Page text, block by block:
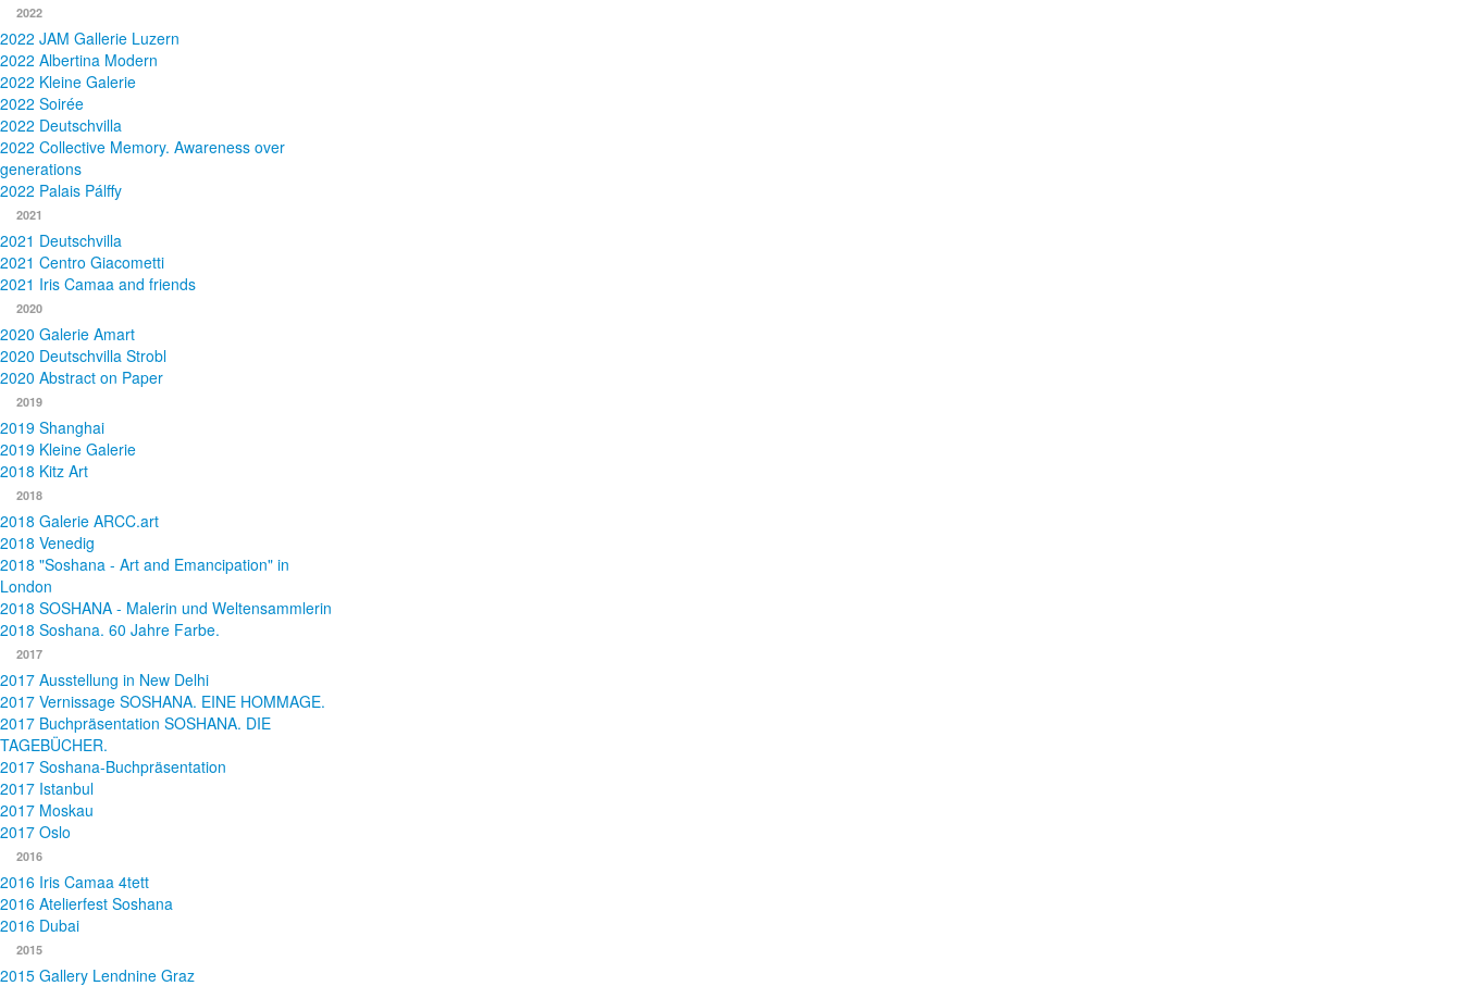
2022
2022 JAM Gallerie Luzern
2022 Albertina Modern
2022 Kleine Galerie
2022 Soirée
2022 Deutschvilla
2022 Collective Memory. Awareness over
generations
2022 Palais Pálffy
2021
2021 Deutschvilla
2021 Centro Giacometti
2021 Iris Camaa and friends
2020
2020 Galerie Amart
2020 Deutschvilla Strobl
2020 Abstract on Paper
2019
2019 Shanghai
2019 Kleine Galerie
2018 Kitz Art
2018
2018 Galerie ARCC.art
2018 Venedig
2018 "Soshana - Art and Emancipation" in
London
2018 SOSHANA - Malerin und Weltensammlerin
2018 Soshana. 60 Jahre Farbe.
2017
2017 Ausstellung in New Delhi
2017 Vernissage SOSHANA. EINE HOMMAGE.
2017 Buchpräsentation SOSHANA. DIE
TAGEBÜCHER.
2017 Soshana-Buchpräsentation
2017 Istanbul
2017 Moskau
2017 Oslo
2016
2016 Iris Camaa 4tett
2016 Atelierfest Soshana
2016 Dubai
2015
2015 Gallery Lendnine Graz